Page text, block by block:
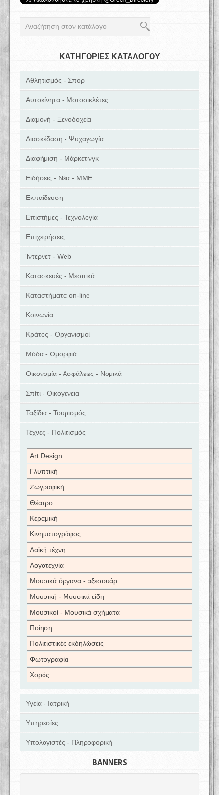
ΚΑΤΗΓΟΡΙΕΣ ΚΑΤΑΛΟΓΟΥ
Αθλητισμός - Σπορ
Αυτοκίνητα - Μοτοσικλέτες
Διαμονή - Ξενοδοχεία
Διασκέδαση - Ψυχαγωγία
Διαφήμιση - Μάρκετινγκ
Ειδήσεις - Νέα - ΜΜΕ
Εκπαίδευση
Επιστήμες - Τεχνολογία
Επιχειρήσεις
Ίντερνετ - Web
Κατασκευές - Μεσιτικά
Καταστήματα on-line
Κοινωνία
Κράτος - Οργανισμοί
Μόδα - Ομορφιά
Οικονομία - Ασφάλειες - Νομικά
Σπίτι - Οικογένεια
Ταξίδια - Τουρισμός
Τέχνες - Πολιτισμός
Art Design
Γλυπτική
Ζωγραφική
Θέατρο
Κεραμική
Κινηματογράφος
Λαϊκή τέχνη
Λογοτεχνία
Μουσικά όργανα - αξεσουάρ
Μουσική - Μουσικά είδη
Μουσικοί - Μουσικά σχήματα
Ποίηση
Πολιτιστικές εκδηλώσεις
Φωτογραφία
Χορός
Υγεία - Ιατρική
Υπηρεσίες
Υπολογιστές - Πληροφορική
BANNERS